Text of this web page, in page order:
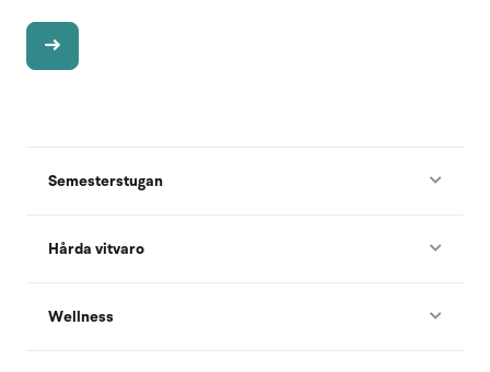
Semesterstugan
Hårda vitvaro
Wellness